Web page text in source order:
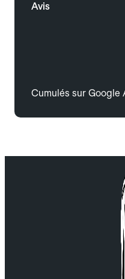
Avis
Cumulés sur Google